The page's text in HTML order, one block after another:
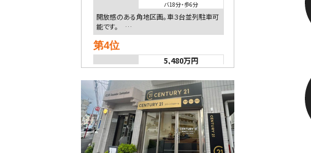
バ18分・歩6分
開放感のある角地区画。車３台並列駐車可
能です。 …
第4位
5,480万円
相模大野駅
バ9分・ 歩4分
２０１５年６月築、積水ハウス施工住宅で
す。 南東…
第5位
3,680万円